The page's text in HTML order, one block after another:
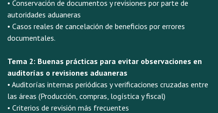
• Conservación de documentos y revisiones por parte de
autoridades aduaneras
• Casos reales de cancelación de beneficios por errores
documentales.
Tema 2: Buenas prácticas para evitar observaciones en
auditorías o revisiones aduaneras
• Auditorías internas periódicas y verificaciones cruzadas entre
las áreas (Producción, compras, logística y fiscal)
• Criterios de revisión más frecuentes